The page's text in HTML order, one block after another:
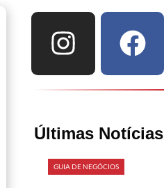
Últimas Notícias
GUIA DE NEGÓCIOS